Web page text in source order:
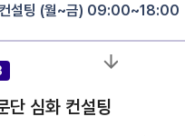
설팅 (월~금) 09:00~18:00
단 심화 컨설팅